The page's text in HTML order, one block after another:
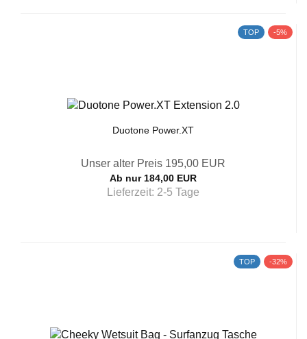
TOP -5%
Duotone Power.XT
Unser alter Preis 195,00 EUR
Ab nur 184,00 EUR
Lieferzeit: 2-5 Tage
TOP -32%